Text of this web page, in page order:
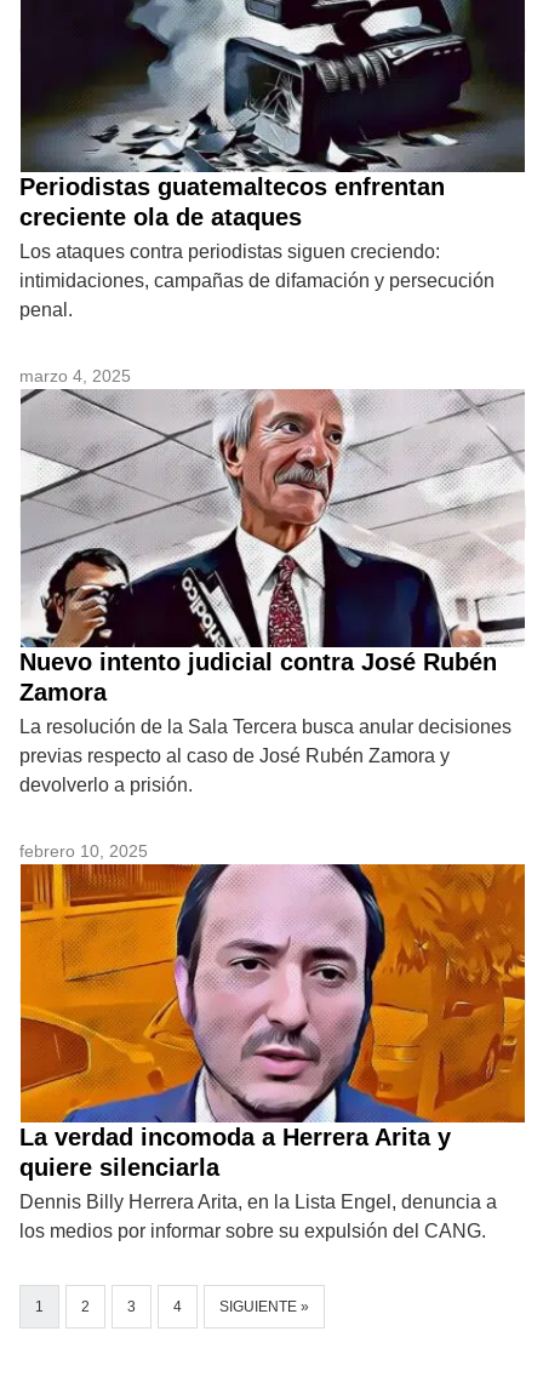
Periodistas guatemaltecos enfrentan
creciente ola de ataques
Los ataques contra periodistas siguen creciendo:
intimidaciones, campañas de difamación y persecución
penal.
marzo 4, 2025
Nuevo intento judicial contra José Rubén
Zamora
La resolución de la Sala Tercera busca anular decisiones
previas respecto al caso de José Rubén Zamora y
devolverlo a prisión.
febrero 10, 2025
La verdad incomoda a Herrera Arita y
quiere silenciarla
Dennis Billy Herrera Arita, en la Lista Engel, denuncia a
los medios por informar sobre su expulsión del CANG.
1 2 3 4 SIGUIENTE »